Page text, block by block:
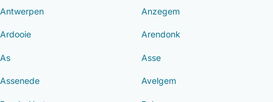
Antwerpen Anzegem
Ardooie Arendonk
As Asse
Assenede Avelgem